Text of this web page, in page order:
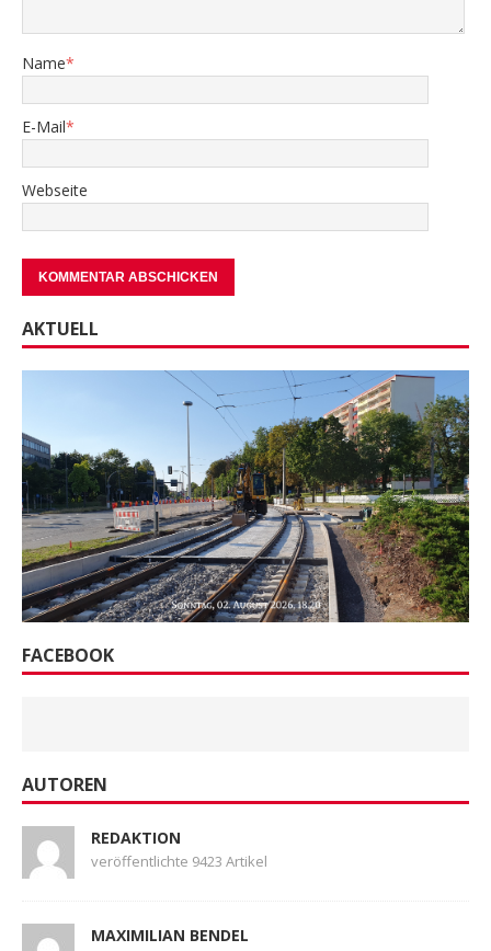
Name*
E-Mail*
Webseite
AKTUELL
FACEBOOK
AUTOREN
REDAKTION
veröffentlichte 9423 Artikel
MAXIMILIAN BENDEL